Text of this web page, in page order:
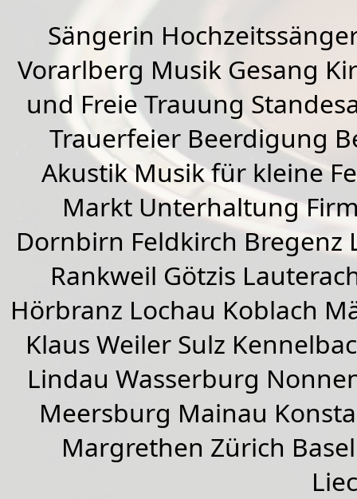
Sängerin
Vorarlberg Musik Gesang
und Freie Trauung
Trauerfeier Beerdigung
Akustik Musik für kleine
Markt Unterhaltung
Dornbirn Feldkirch Bregenz
Rankweil Götzis
Hörbranz Lochau Koblach
Klaus Weiler Sulz
Lindau Wasserburg
Meersburg Mainau
Margrethen Zürich